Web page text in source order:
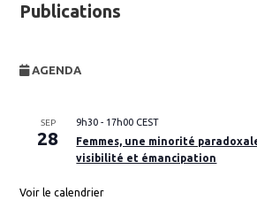
Publications
AGENDA
SEP
28
9h30 - 17h00 CEST
Femmes, une minorité
visibilité et émancipation
Voir le calendrier